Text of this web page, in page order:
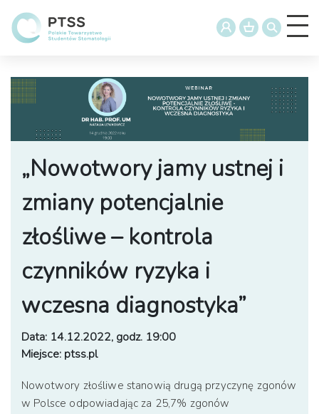
„Nowotwory jamy ustnej i
zmiany potencjalnie
złośliwe – kontrola
czynników ryzyka i
wczesna diagnostyka”
Data: 14.12.2022, godz. 19:00
Miejsce: ptss.pl
Nowotwory złośliwe stanowią drugą przyczynę zgonów
w Polsce odpowiadając za 25,7% zgonów